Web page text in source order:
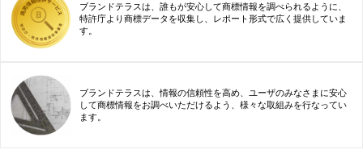
ブランドテラスは、誰もが安心して商標情報を調べられるように、
特許庁より商標データを収集し、レポート形式で広く提供していま
す。
ブランドテラスは、情報の信頼性を高め、ユーザのみなさまに安心
して商標情報をお調べいただけるよう、様々な取組みを行なってい
ます。